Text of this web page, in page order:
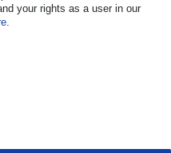
your rights as a user in our
.
here Contact